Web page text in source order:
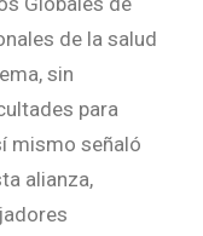
de la salud
sin
para
mismo señaló
alianza,